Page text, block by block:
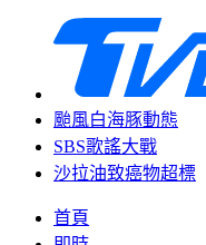
颱風白海豚動態
SBS歌謠大戰
沙拉油致癌物超標
首頁